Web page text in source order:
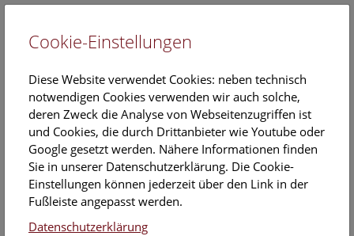
EN
Ferienspiel: Vom Wildtier zum
Haustier
Mittwoch, 08. Juli 2026, 09:30 Uhr – 11:00 Uhr |
Cookie-Einstellungen
Diese Website verwendet Cookies: neben technisch
notwendigen Cookies verwenden wir auch solche,
deren Zweck die Analyse von Webseitenzugriffen ist
und Cookies, die durch Drittanbieter wie Youtube oder
Google gesetzt werden. Nähere Informationen finden
Sie in unserer Datenschutzerklärung. Die Cookie-
Einstellungen können jederzeit über den Link in der
Fußleiste angepasst werden.
Datenschutzerklärung